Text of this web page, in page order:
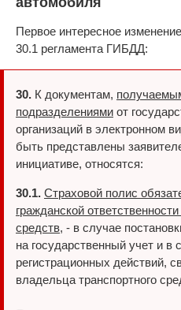
Первое интересное
30.1 регламента ГИБДД:
30. К документам,
подразделениями от
организаций в электронном
быть представлены
инициативе, относятся:
30.1. Страховой полис
гражданской
средств, - в случае
на государственный учет и в
регистрационных действий,
владельца транспортного